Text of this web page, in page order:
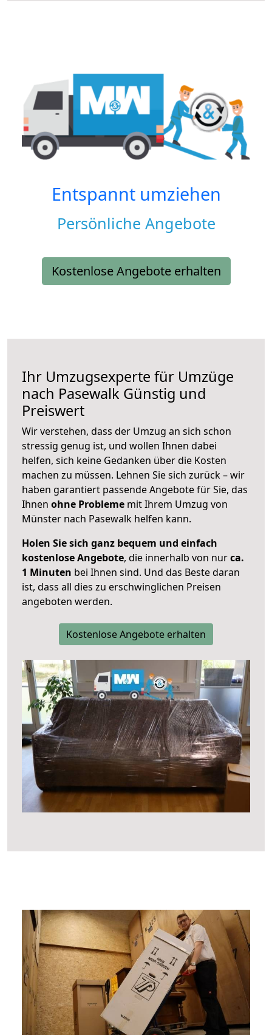
Entspannt umziehen
Persönliche Angebote
Kostenlose Angebote erhalten
Ihr Umzugsexperte für Umzüge
nach Pasewalk Günstig und
Preiswert
Wir verstehen, dass der Umzug an sich schon
stressig genug ist, und wollen Ihnen dabei
helfen, sich keine Gedanken über die Kosten
machen zu müssen. Lehnen Sie sich zurück – wir
haben garantiert passende Angebote für Sie, das
Ihnen ohne Probleme mit Ihrem Umzug von
Münster nach Pasewalk helfen kann.
Holen Sie sich ganz bequem und einfach
kostenlose Angebote, die innerhalb von nurca.
1 Minuten bei Ihnen sind. Und das Beste daran
ist, dass all dies zu erschwinglichen Preisen
angeboten werden.
Kostenlose Angebote erhalten